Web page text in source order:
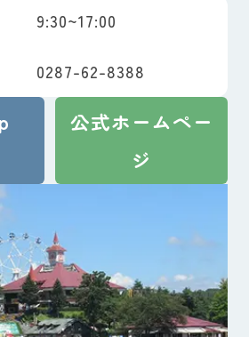
9:30~17:00
0287-62-8388
公式ホームペー
ジ